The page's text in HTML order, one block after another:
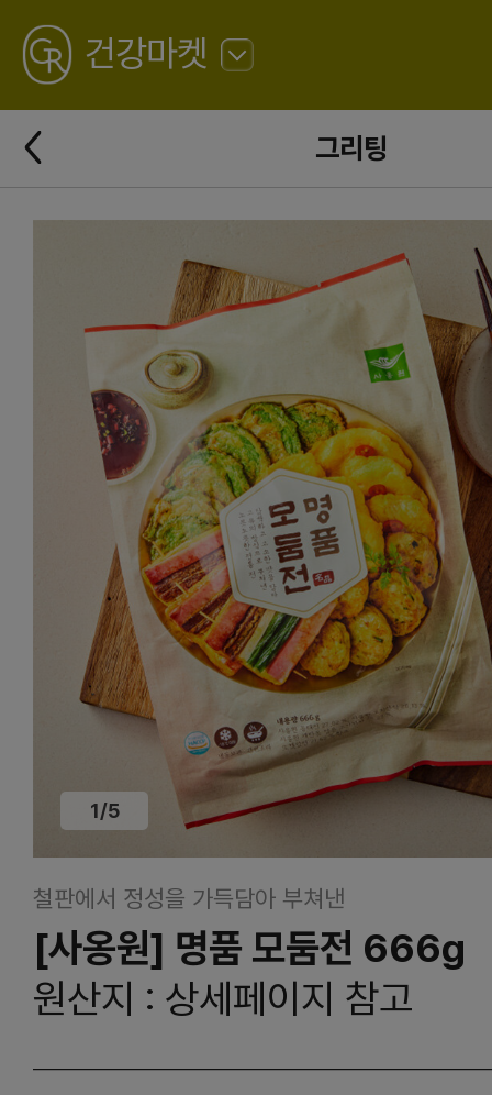
GREATING
건강마켓
로
그리팅
뒤
로
가
1/5
철판에서 정성을 가득담아 부쳐낸
[사옹원] 명품 모둠전 666g
원산지 : 상세페이지 참고